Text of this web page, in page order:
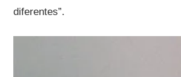
diferentes”.